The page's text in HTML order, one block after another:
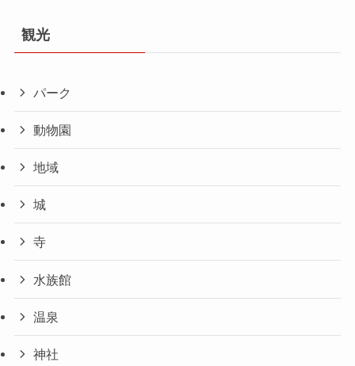
観光
パーク
動物園
地域
城
寺
水族館
温泉
神社